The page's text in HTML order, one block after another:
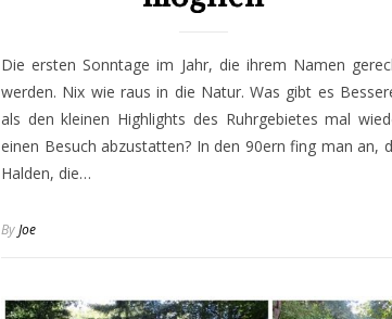
Die ersten Sonntage im Jahr, die ihrem Namen
werden. Nix wie raus in die Natur. Was gibt es
als den kleinen Highlights des Ruhrgebietes mal
einen Besuch abzustatten? In den 90ern fing man an,
Halden, die…
ByJoe